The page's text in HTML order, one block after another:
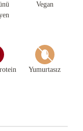
Vegan
Yumurtasız